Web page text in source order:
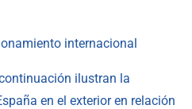
ilustran la
en el exterior en relación